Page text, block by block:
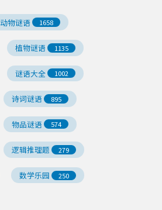
动物谜语 1658
植物谜语 1135
谜语大全 1002
诗词谜语 895
物品谜语 574
逻辑推理题 279
数学乐园 250